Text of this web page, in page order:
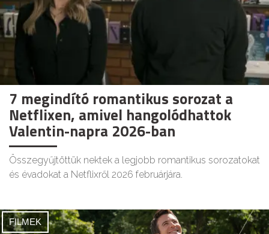
7 megindító romantikus sorozat a
Netflixen, amivel hangolódhattok
Valentin-napra 2026-ban
Összegyűjtöttük nektek a legjobb romantikus sorozatokat
és évadokat a Netflixről 2026 februárjára.
FILMEK